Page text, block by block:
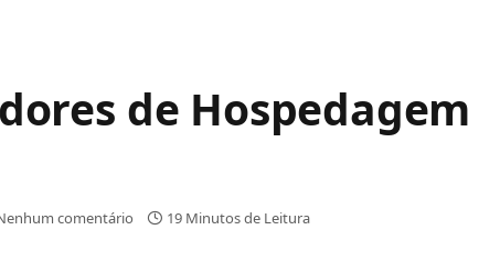
de Hospedagem
comentário 19 Minutos de Leitura